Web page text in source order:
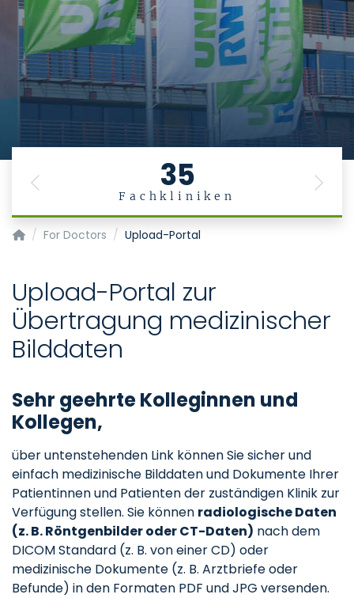
35
Fachkliniken
Previous Next
Homepage of Uniklinik RWTH Aachen
For Doctors Upload-Portal
Upload-Portal zur
Übertragung medizinischer
Bilddaten
Sehr geehrte Kolleginnen und
Kollegen,
über untenstehenden Link können Sie sicher und
einfach medizinische Bilddaten und Dokumente Ihrer
Patientinnen und Patienten der zuständigen Klinik zur
Verfügung stellen. Sie können radiologische Daten
(z. B. Röntgenbilder oder CT-Daten) nach dem
DICOM Standard (z. B. von einer CD) oder
medizinische Dokumente (z. B. Arztbriefe oder
Befunde) in den Formaten PDF und JPG versenden.